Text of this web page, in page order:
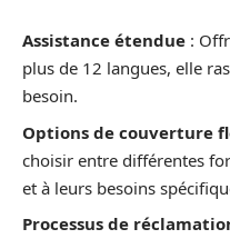
Assistance étendue :
plus de 12 langues, elle
besoin.
Options de couverture
choisir entre différentes
et à leurs besoins
Processus de